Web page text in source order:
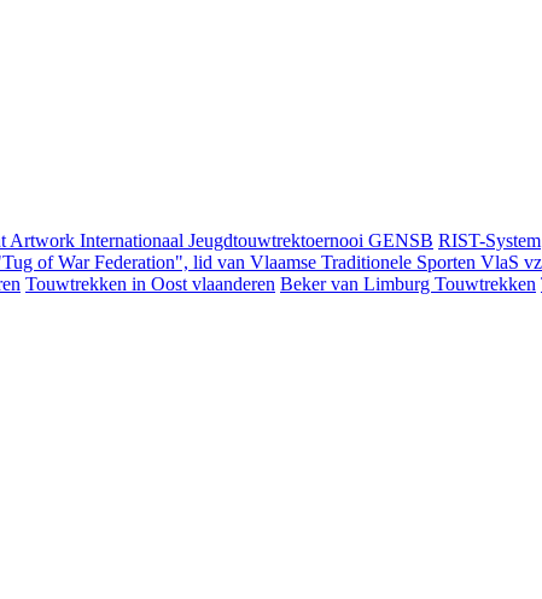
Artwork Internationaal Jeugdtouwtrektoernooi GENSB RIST-System
of War Federation", lid van Vlaamse Traditionele Sporten VlaS
Touwtrekken in Oost vlaanderen Beker van Limburg Touwtrekken